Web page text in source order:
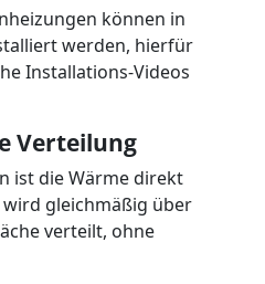
können in
werden, hierfür
Installations-Videos
Verteilung
ist die Wärme direkt
gleichmäßig über
verteilt, ohne